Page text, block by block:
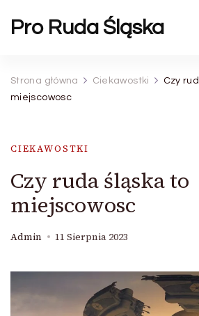
Pro Ruda Śląska
Strona główna Ciekawostki
Czy
miejscowosc
CIEKAWOSTKI
Czy ruda śląska to
miejscowosc
Admin 11 Sierpnia 2023